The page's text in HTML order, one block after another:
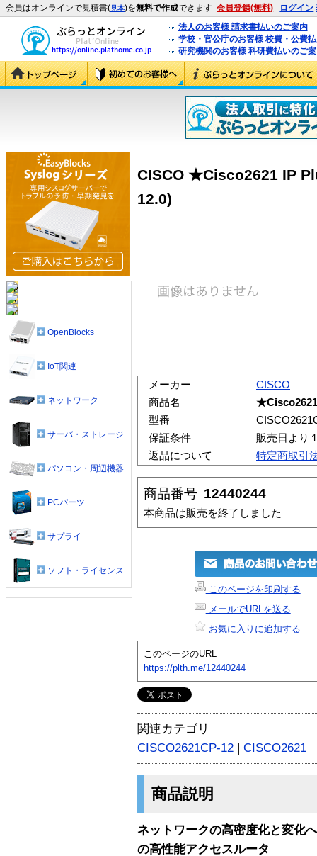
会員はオンラインで見積書(見本)を無料で作成できます 会員登録(無料) ログイン
法人のお客様 請求書払いのご案内
学校・官公庁のお客様 校費・公費
研究機関のお客様 科研費払いのご
CISCO ★Cisco2621 IP
12.0)
メーカー
CISCO
商品名
型番
保証条件
販売日より
返品について
特定商取引
商品番号 12440244
本商品は販売を終了しました
このページを印刷する
メールでURLを送る
お気に入りに追加する
このページのURL
https://plth.me/12440244
関連カテゴリ
CISCO2621CP-12 | CISCO2621
商品説明
ネットワークの高密度化と変化
の高性能アクセスルータ
OpenBlocks
IoT関連
ネットワーク
サーバ・ストレージ
パソコン・周辺機器
PCパーツ
サプライ
ソフト・ライセンス